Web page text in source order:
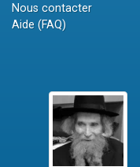
Nous contacter
Aide (FAQ)